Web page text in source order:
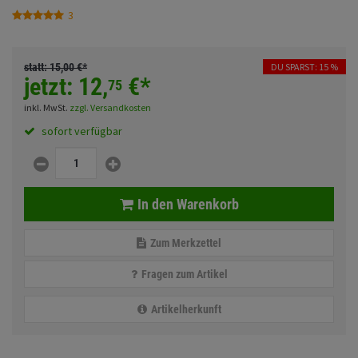
Fahrwerk
Merchandise
Anmelden | Registrieren
3
statt:15,00€*
jetzt: 12,75 €*
DU SPARST: 15 %
inkl. MwSt. zzgl. Versandkosten
sofort verfügbar
In den Warenkorb
Zum Merkzettel
Fragen zum Artikel
Artikelherkunft